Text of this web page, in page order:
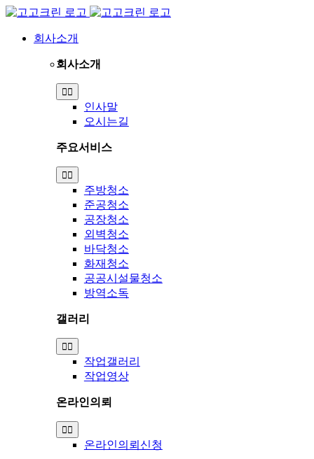
Skip
content회사소개
회사소개
Toggle
Navigation
인사말
오시는길
주요서비스
Toggle
Navigation
주방청소
준공청소
공장청소
외벽청소
바닥청소
화재청소
공공시설물청소
방역소독
갤러리
Toggle
Navigation
작업갤러리
작업영상
온라인의뢰
Toggle
Navigation
온라인의뢰신청